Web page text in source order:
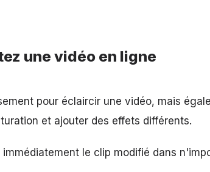
une vidéo en ligne
pour éclaircir une vidéo, mais
et ajouter des effets différents.
le clip modifié dans